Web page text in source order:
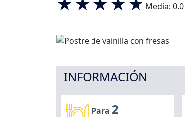
Media: 0.0
INFORMACIÓN
Para 2